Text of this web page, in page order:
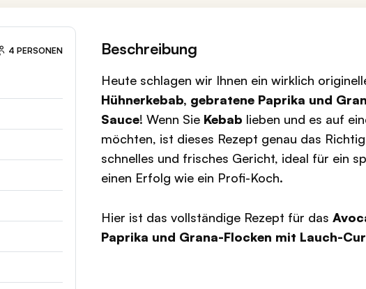
4 PERSONEN Beschreibung
Heute schlagen wir Ihnen ein wirklich
Hühnerkebab, gebratene Paprika und
Sauce! Wenn Sie Kebab lieben und es auf
möchten, ist dieses Rezept genau das
schnelles und frisches Gericht, ideal für ein
einen Erfolg wie ein Profi-Koch.
Hier ist das vollständige Rezept für das
Paprika und Grana-Flocken mit Lauch-